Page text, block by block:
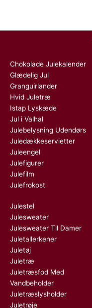
Chokolade Julekalender
Glædelig Jul
Granguirlander
Hvid Juletræ
Istap Lyskæde
Jul i Valhal
Julebelysning Udendørs
Juledækkeservietter
Juleengel
Julefigurer
Julefilm
Julefrokost
Julestel
Julesweater
Julesweater Til Damer
Juletallerkener
Juletøj
Juletræ
Juletræsfod Med
Vandbeholder
Juletræslysholder
Juletrøje